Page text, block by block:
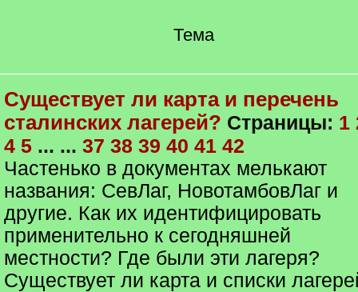
Тема
Существует ли карта и перечень
сталинских лагерей? Страницы: 1
4 5 ... ... 37 38 39 40 41 42
Частенько в документах мелькают
названия: СевЛаг, НовотамбовЛаг и
другие. Как их идентифицировать
применительно к сегодняшней
местности? Где были эти лагеря?
Существует ли карта и списки